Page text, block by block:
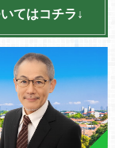
てはコチラ↓